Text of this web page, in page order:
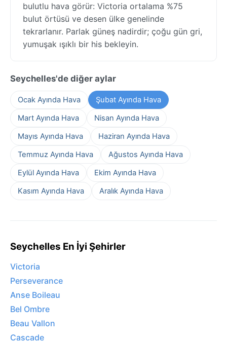
bulutlu hava görür: Victoria ortalama %75
bulut örtüsü ve desen ülke genelinde
tekrarlanır. Parlak güneş nadirdir; çoğu gün gri,
yumuşak ışıklı bir his bekleyin.
Seychelles'de diğer aylar
Ocak Ayında Hava
Şubat Ayında Hava
Mart Ayında Hava
Nisan Ayında Hava
Mayıs Ayında Hava
Haziran Ayında Hava
Temmuz Ayında Hava
Ağustos Ayında Hava
Eylül Ayında Hava
Ekim Ayında Hava
Kasım Ayında Hava
Aralık Ayında Hava
Seychelles En İyi Şehirler
Victoria
Perseverance
Anse Boileau
Bel Ombre
Beau Vallon
Cascade